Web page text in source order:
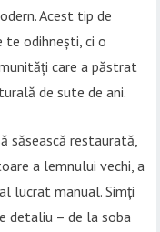
Acest tip de
te odihnești, ci o
care a păstrat
de sute de ani.
săsească restaurată,
a lemnului vechi, a
lucrat manual. Simți
detaliu – de la soba